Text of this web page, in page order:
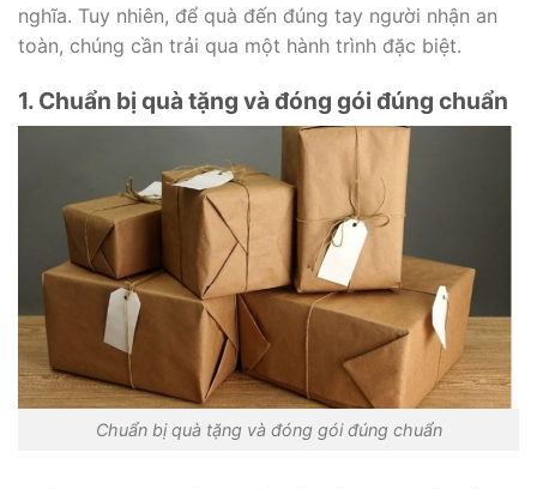
nghĩa. Tuy nhiên, để quà đến đúng tay người nhận an
toàn, chúng cần trải qua một hành trình đặc biệt.
1. Chuẩn bị quà tặng và đóng gói đúng chuẩn
Chuẩn bị quà tặng và đóng gói đúng chuẩn